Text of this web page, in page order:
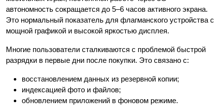
автономность сокращается до 5–6 часов активного экрана.
Это нормальный показатель для флагманского устройства с
мощной графикой и высокой яркостью дисплея.
Многие пользователи сталкиваются с проблемой быстрой
разрядки в первые дни после покупки. Это связано с:
восстановлением данных из резервной копии;
индексацией фото и файлов;
обновлением приложений в фоновом режиме.